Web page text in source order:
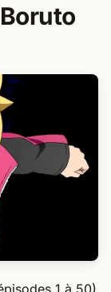
1 à 50)